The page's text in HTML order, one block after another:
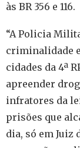
às BR 356 e 116.
“A Policia
criminalidade
cidades da 4ª
apreender
infratores da
prisões que
dia, só em Juiz